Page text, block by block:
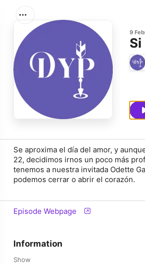
9
Se aproxima el día del amor, y
22, decidimos irnos un poco más
tenemos a nuestra invitada Odette
podemos cerrar o abrir el corazón.
Episode Webpage
Information
Show